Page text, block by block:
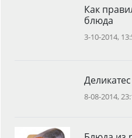
Как
блюда
3-10-2014,
8-08-2014,